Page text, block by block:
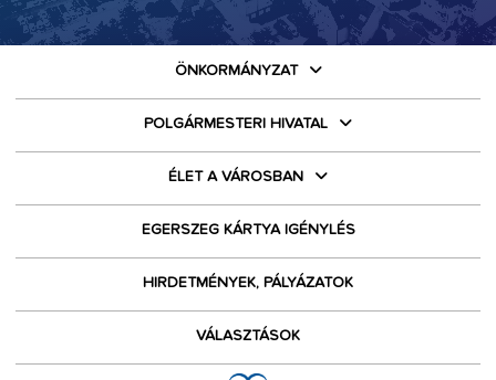
ÖNKORMÁNYZAT
POLGÁRMESTERI HIVATAL
ÉLET A VÁROSBAN
EGERSZEG KÁRTYA IGÉNYLÉS
HIRDETMÉNYEK, PÁLYÁZATOK
VÁLASZTÁSOK